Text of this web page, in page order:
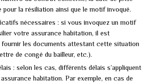
pour la résiliation ainsi que le motif invoqué.
nécessaires : si vous invoquez un motif
votre assurance habitation, il est
fournir les documents attestant cette situation
de congé du bailleur, etc.).
: selon les cas, différents délais s’appliquent
habitation. Par exemple, en cas de